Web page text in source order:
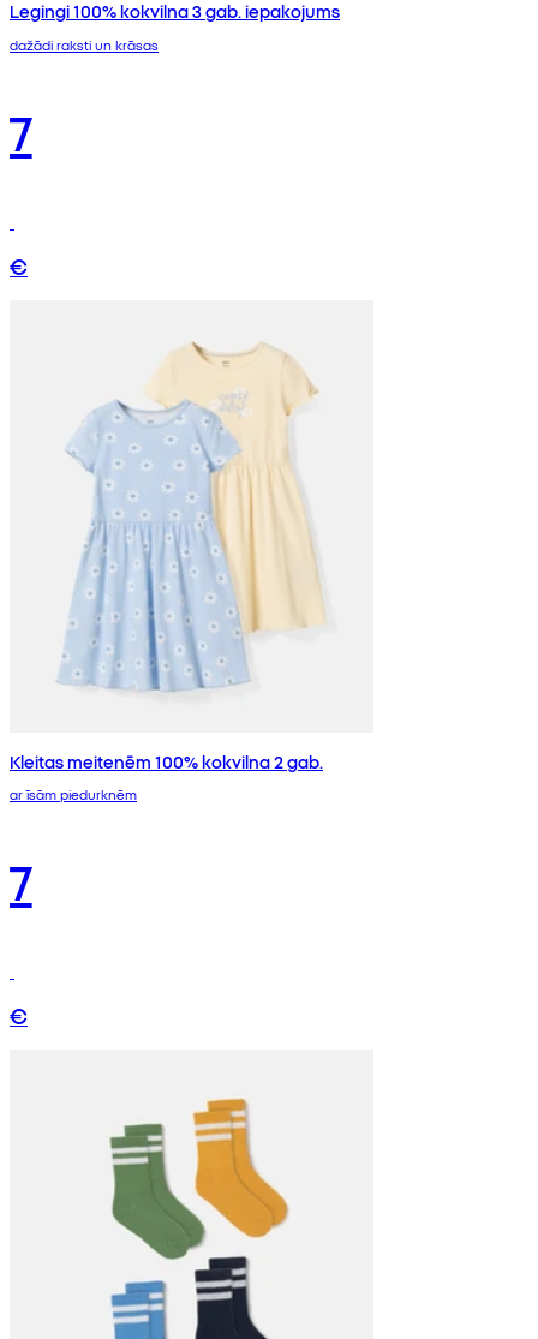
Legingi 100% kokvilna 3 gab. iepakojums
dažādi raksti un krāsas
7
€
Kleitas meitenēm 100% kokvilna 2 gab.
ar īsām piedurknēm
7
€